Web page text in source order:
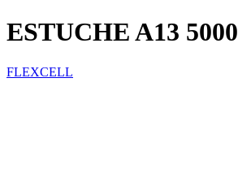
ESTUCHE A13 5000
FLEXCELL